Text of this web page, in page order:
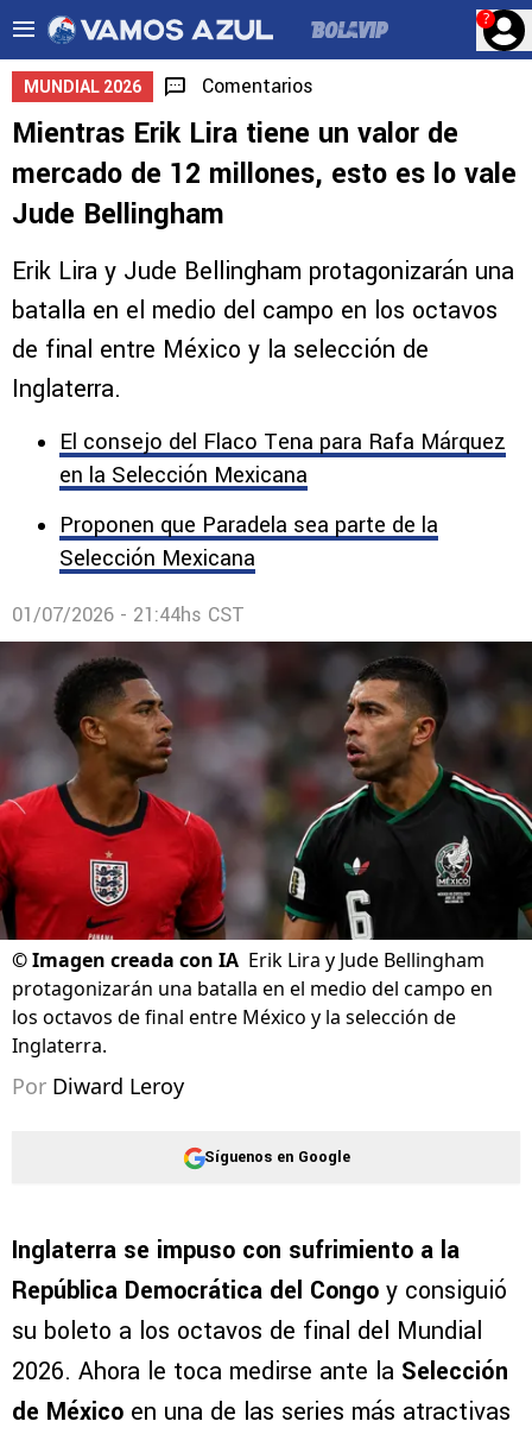
?
MUNDIAL 2026 Comentarios
Mientras Erik Lira tiene un valor de
mercado de 12 millones, esto es lo vale
Jude Bellingham
Erik Lira y Jude Bellingham protagonizarán una
batalla en el medio del campo en los octavos
de final entre México y la selección de
Inglaterra.
El consejo del Flaco Tena para Rafa Márquez
en la Selección Mexicana
Proponen que Paradela sea parte de la
Selección Mexicana
01/07/2026 - 21:44hs CST
©Imagen creada con IA Erik Lira y Jude Bellingham
protagonizarán una batalla en el medio del campo en
los octavos de final entre México y la selección de
Inglaterra.
Por Diward Leroy
Síguenos en Google
Inglaterra se impuso con sufrimiento a la
República Democrática del Congo y consiguió
su boleto a los octavos de final del Mundial
2026. Ahora le toca medirse ante la Selección
de México en una de las series más atractivas